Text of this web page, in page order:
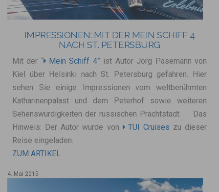
IMPRESSIONEN: MIT DER MEIN SCHIFF 4
NACH ST. PETERSBURG
Mit der “ Mein Schiff 4” ist Autor Jörg Pasemann von
Kiel über Helsinki nach St. Petersburg gefahren. Hier
sehen Sie einige Impressionen vom weltberühmten
Katharinenpalast und dem Peterhof sowie weiteren
Sehenswürdigkeiten der russischen Prachtstadt. Das
Hinweis: Der Autor wurde von
TUI Cruises zu dieser
Reise eingeladen.
ZUM ARTIKEL
4. Mai 2015